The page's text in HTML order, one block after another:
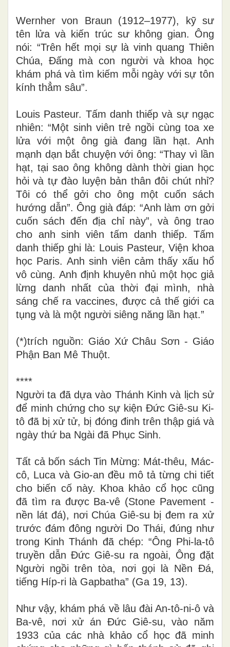
Wernher von Braun (1912–1977),
kỹ sư
tên lửa và kiến trúc sư không gian. Ông
nói: “Trên hết mọi sự là vinh quang Thiên
Chúa, Đấng mà con người và khoa học
khám phá và tìm kiếm mỗi ngày với sự tôn
kính thẳm sâu”.
Louis Pasteur. Tấm danh thiếp và sự ngạc
nhiên: “Một sinh viên trẻ ngồi cùng toa xe
lửa với một ông già đang lần hạt. Anh
mạnh dạn bắt chuyện với ông: “Thay vì lần
hạt, tại sao ông không dành thời gian học
hỏi và tự đào luyện bản thân đôi chút nhỉ?
Tôi có thể gởi cho ông một cuốn sách
hướng dẫn”. Ông già đáp: “Anh làm ơn gởi
cuốn sách đến địa chỉ này”, và ông trao
cho anh sinh viên tấm danh thiếp. Tấm
danh thiếp ghi là: Louis Pasteur, Viện khoa
học Paris. Anh sinh viên cảm thấy xấu hổ
vô cùng. Anh định khuyên nhủ một học giả
lừng danh nhất của thời đại mình, nhà
sáng chế ra vaccines, được cả thế giới ca
tụng và là một người siêng năng lần hạt.”
(*)trích nguồn: Giáo Xứ Châu Sơn - Giáo
Phận Ban Mê Thuột.
****
Người ta đã dựa vào Thánh Kinh và lịch sử
để minh chứng cho sự kiện Đức Giê-su Ki-
tô đã bị xử tử, bị đóng đinh trên thập giá và
ngày thứ ba Ngài đã Phục Sinh.
Tất cả bốn sách Tin Mừng: Mát-thêu, Mác-
cô, Luca và Gio-an đều mô tả từng chi tiết
cho biến cố này. Khoa khảo cổ học cũng
đã tìm ra được Ba-vê (Stone Pavement -
nền lát đá), nơi Chúa Giê-su bị đem ra xử
trước đám đông người Do Thái, đúng như
trong Kinh Thánh đã chép: “Ông Phi-la-tô
truyền dẫn Đức Giê-su ra ngoài, Ông đặt
Người ngồi trên tòa, nơi gọi là Nền Đá,
tiếng Híp-ri là Gapbatha” (Ga 19, 13).
Như vậy, khám phá về lâu đài An-tô-ni-ô và
Ba-vê, nơi xử án Đức Giê-su, vào năm
1933 của các nhà khảo cổ học đã minh